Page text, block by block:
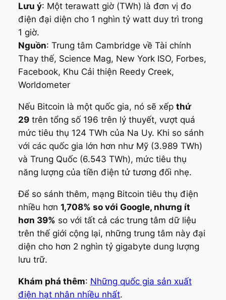
Lưu ý: Một terawatt giờ (TWh) là đơn vị đo
điện đại diện cho 1 nghìn tỷ watt duy trì trong
1 giờ.
Nguồn: Trung tâm Cambridge về Tài chính
Thay thế, Science Mag, New York ISO, Forbes,
Facebook, Khu Cải thiện Reedy Creek,
Worldometer
Nếu Bitcoin là một quốc gia, nó sẽ xếp thứ
29trên tổng số 196 trên lý thuyết, vượt quá
mức tiêu thụ 124 TWh của Na Uy. Khi so sánh
với các quốc gia lớn hơn như Mỹ (3.989 TWh)
và Trung Quốc (6.543 TWh), mức tiêu thụ
năng lượng của tiền điện tử tương đối nhẹ.
Để so sánh thêm, mạng Bitcoin tiêu thụ điện
nhiều hơn 1,708% so với Google, nhưng ít
hơn 39% so với tất cả các trung tâm dữ liệu
trên thế giới cộng lại, những trung tâm này đại
diện cho hơn 2 nghìn tỷ gigabyte dung lượng
lưu trữ.
Khám phá thêm: Những quốc gia sản xuất
điện hạt nhân nhiều nhất.